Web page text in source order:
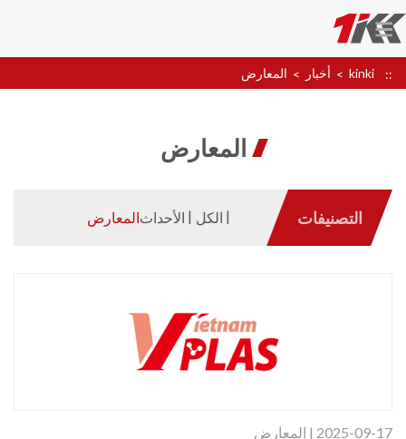
kinki أخبار المعارض
المعارض
التصنيفات الكل الأحداثالمعارض
2025-09-17 | المعارض